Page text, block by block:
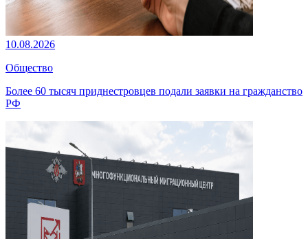
10.08.2026
Общество
Более 60 тысяч приднестровцев подали заявки на гражданство
РФ